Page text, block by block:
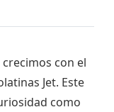
con el
Jet. Este
como